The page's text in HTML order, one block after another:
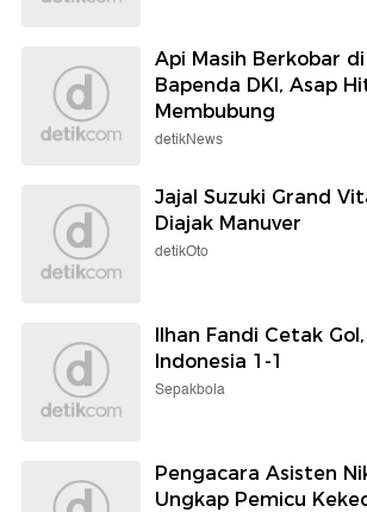
Api Masih Berkobar
Bapenda DKI, Asap
Membubung
detikNews
Jajal Suzuki Grand
Diajak Manuver
detikOto
Ilhan Fandi Cetak
Indonesia 1-1
Sepakbola
Pengacara Asisten
Ungkap Pemicu